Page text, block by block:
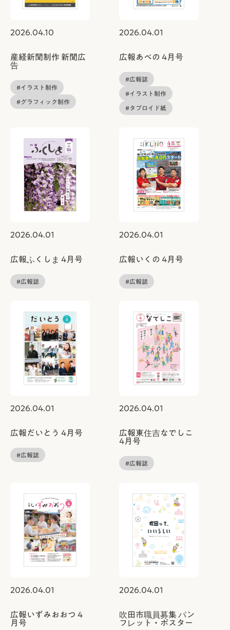
2026.04.10
産経新聞制作 新聞広
告
#イラスト制作
#グラフィック制作
2026.04.01
広報あべの 4月号
#広報誌
#イラスト制作
#タブロイド紙
2026.04.01
広報ふくしま 4月号
#広報誌
2026.04.01
広報いくの 4月号
#広報誌
2026.04.01
広報だいとう 4月号
#広報誌
2026.04.01
広報東住吉なでしこ
4月号
#広報誌
2026.04.01
広報いずみおおつ 4
月号
2026.04.01
吹田市職員募集 パン
フレット・ポスター